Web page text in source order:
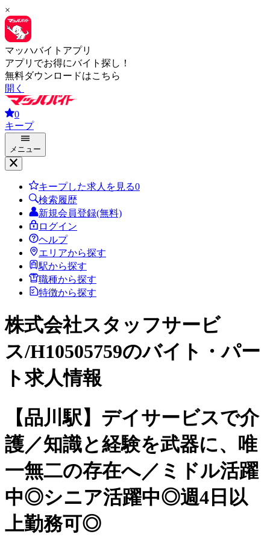
×
マッハバイトアプリ
アプリでお得にバイト探し！
無料ダウンロードはこちら
開く
0
キープ
メニュー
キープした求人を見る0
検索履歴
新規会員登録(無料)
ログイン
ヘルプ
エリアから探す
駅から探す
職種から探す
特徴から探す
株式会社スタッフサービ
ス/H10505759のバイト・パー
ト求人情報
【品川駅】デイサービスで介
護／知識と経験を武器に、唯
一無二の存在へ／ミドル活躍
中◎シニア活躍中◎週4日以
上勤務可◎